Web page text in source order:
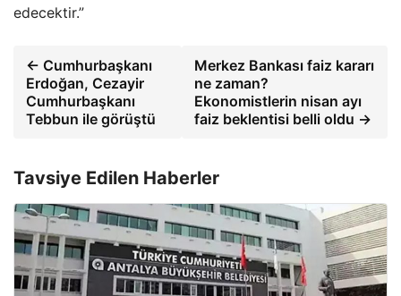
edecektir.”
← Cumhurbaşkanı
Erdoğan, Cezayir
Cumhurbaşkanı
Tebbun ile görüştü
Merkez Bankası faiz kararı
ne zaman?
Ekonomistlerin nisan ayı
faiz beklentisi belli oldu →
Tavsiye Edilen Haberler